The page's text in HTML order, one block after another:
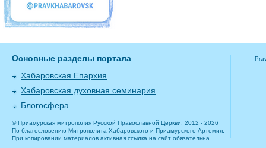
Основные разделы портала
Хабаровская Епархия
Хабаровская духовная семинария
Блогосфера
© Приамурская митрополия Русской Православной Церкви, 2012 - 2026
По благословению Митрополита Хабаровского и Приамурского Артемия.
При копировании материалов активная ссылка на сайт обязательна.